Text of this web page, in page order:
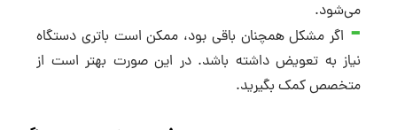
می‌شود.
اگر مشکل همچنان باقی بود، ممکن است باتری دستگاه
نیاز به تعویض داشته باشد. در این صورت بهتر است از
متخصص کمک بگیرید.